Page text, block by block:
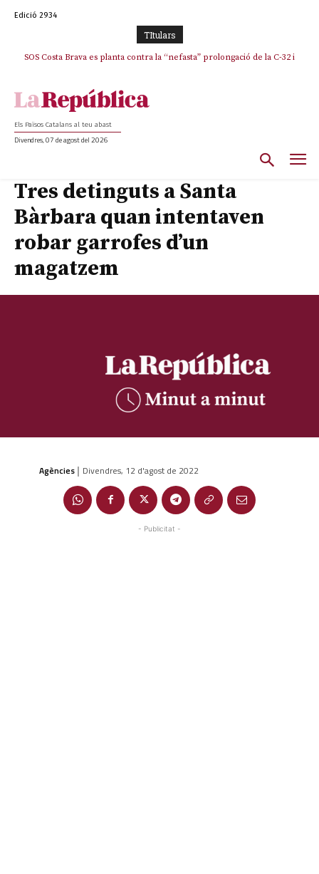
Edició 2934
TItulars
SOS Costa Brava es planta contra la “nefasta” prolongació de la C-32 i
Els Països Catalans al teu abast
Divendres, 07 de agost del 2026
Tres detinguts a Santa
Bàrbara quan intentaven
robar garrofes d’un
magatzem
Agències | Divendres, 12 d'agost de 2022
- Publicitat -